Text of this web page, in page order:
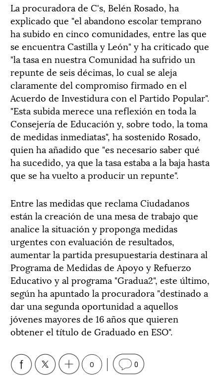
La procuradora de C's, Belén Rosado, ha
explicado que "el abandono escolar temprano
ha subido en cinco comunidades, entre las que
se encuentra Castilla y León" y ha criticado que
"la tasa en nuestra Comunidad ha sufrido un
repunte de seis décimas, lo cual se aleja
claramente del compromiso firmado en el
Acuerdo de Investidura con el Partido Popular".
"Esta subida merece una reflexión en toda la
Consejería de Educación y, sobre todo, la toma
de medidas inmediatas", ha sostenido Rosado,
quien ha añadido que "es necesario saber qué
ha sucedido, ya que la tasa estaba a la baja hasta
que se ha vuelto a producir un repunte".
Entre las medidas que reclama Ciudadanos
están la creación de una mesa de trabajo que
analice la situación y proponga medidas
urgentes con evaluación de resultados,
aumentar la partida presupuestaria destinara al
Programa de Medidas de Apoyo y Refuerzo
Educativo y al programa "Gradua2", este último,
según ha apuntado la procuradora "destinado a
dar una segunda oportunidad a aquellos
jóvenes mayores de 16 años que quieren
obtener el título de Graduado en ESO".
0 0